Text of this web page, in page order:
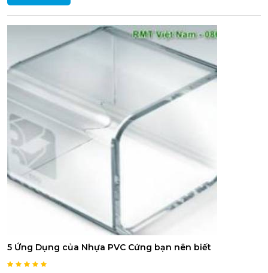
5 Ứng Dụng của Nhựa PVC Cứng bạn nên biết